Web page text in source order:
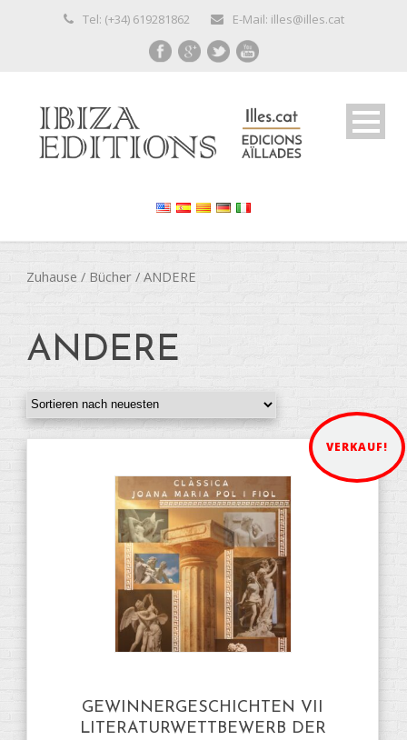
Tel: (+34) 619281862 E-Mail: illes@illes.cat
Zuhause / Bücher / ANDERE
ANDERE
VERKAUF!
GEWINNERGESCHICHTEN VII
LITERATURWETTBEWERB DER